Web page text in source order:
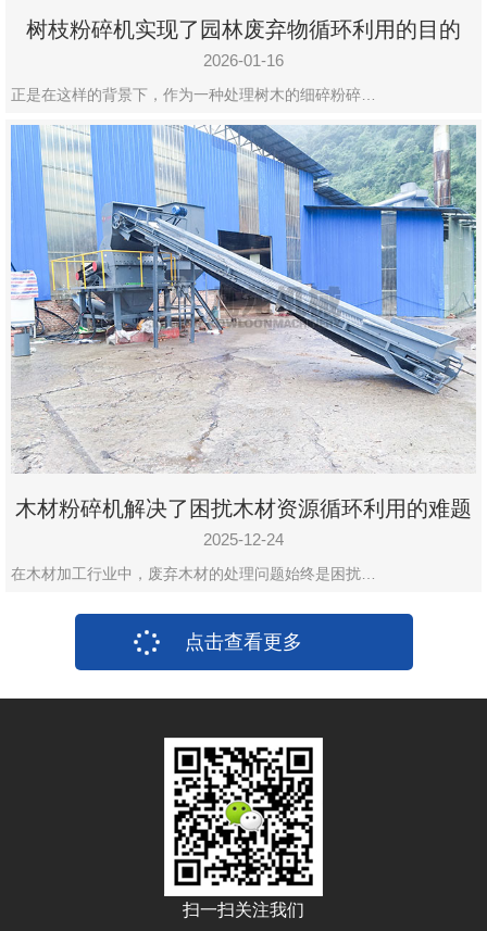
树枝粉碎机实现了园林废弃物循环利用的目的
2026-01-16
正是在这样的背景下，作为一种处理树木的细碎粉碎…
木材粉碎机解决了困扰木材资源循环利用的难题
2025-12-24
在木材加工行业中，废弃木材的处理问题始终是困扰…
点击查看更多
扫一扫关注我们